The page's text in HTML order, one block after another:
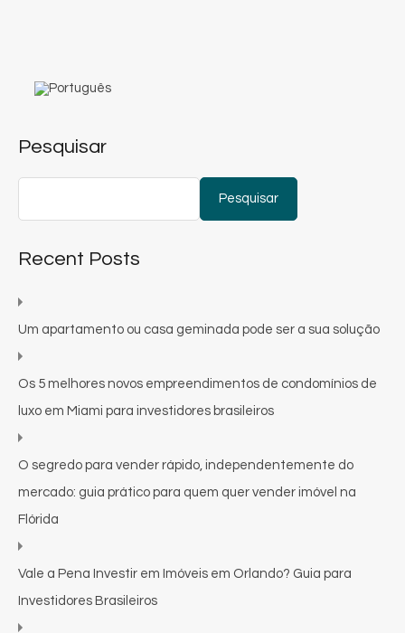
Pesquisar
Pesquisar
Recent Posts
Um apartamento ou casa geminada pode ser a sua solução
Os 5 melhores novos empreendimentos de condomínios de
luxo em Miami para investidores brasileiros
O segredo para vender rápido, independentemente do
mercado: guia prático para quem quer vender imóvel na
Flórida
Vale a Pena Investir em Imóveis em Orlando? Guia para
Investidores Brasileiros